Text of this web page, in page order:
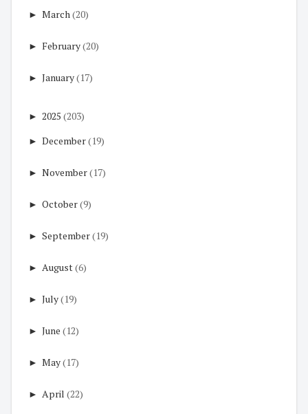
► March (20)
► February(20)
► January(17)
► 2025 (203)
► December(19)
► November(17)
► October(9)
► September(19)
► August(6)
► July(19)
► June (12)
► May(17)
► April (22)